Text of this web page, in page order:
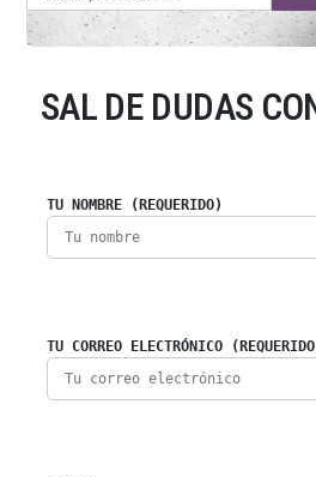
SAL DE DUDAS
TU NOMBRE (REQUERIDO)
TU CORREO ELECTRÓNICO